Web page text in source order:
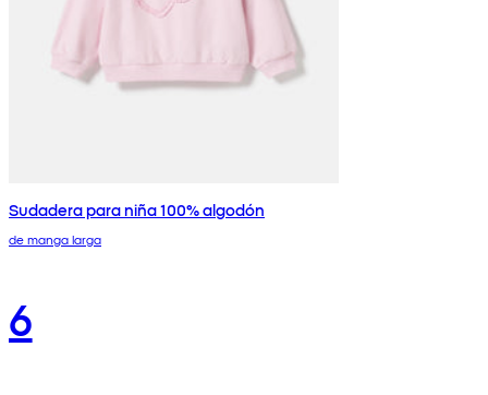
Sudadera para niña 100% algodón
de manga larga
6